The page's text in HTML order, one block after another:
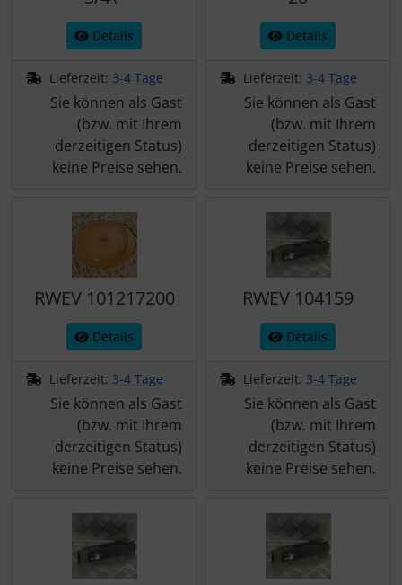
Details
Lieferzeit: 3-4 Tage
Sie können als Gast
(bzw. mit Ihrem
derzeitigen Status)
keine Preise sehen.
Details
Lieferzeit: 3-4 Tage
Sie können als Gast
(bzw. mit Ihrem
derzeitigen Status)
keine Preise sehen.
RWEV 101217200
Details
Lieferzeit: 3-4 Tage
Sie können als Gast
(bzw. mit Ihrem
derzeitigen Status)
keine Preise sehen.
RWEV 104159
Details
Lieferzeit: 3-4 Tage
Sie können als Gast
(bzw. mit Ihrem
derzeitigen Status)
keine Preise sehen.